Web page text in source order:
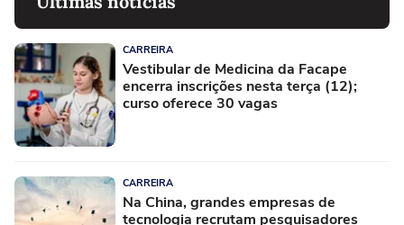
CARREIRA
Vestibular de Medicina da Facape
encerra inscrições nesta terça (12);
curso oferece 30 vagas
CARREIRA
Na China, grandes empresas de
tecnologia recrutam pesquisadores